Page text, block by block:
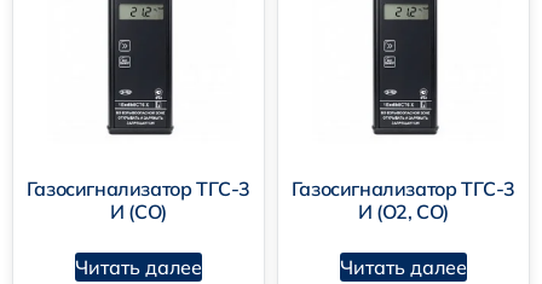
Газосигнализатор ТГС-3
И (CO)
Читать далее
Газосигнализатор ТГС-3
И (О2, CO)
Читать далее